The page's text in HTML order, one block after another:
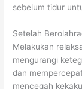
sebelum tidur
Setelah
Melakukan
mengurangi
dan
mencegah